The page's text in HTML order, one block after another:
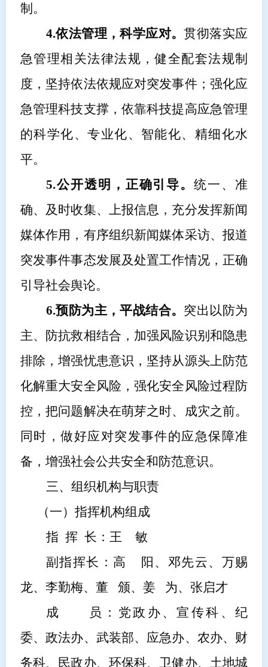
制。
4.依法管理，科学应对。贯彻落实应
急管理相关法律法规，健全配套法规制
度，坚持依法依规应对突发事件；强化应
急管理科技支撑，依靠科技提高应急管理
的科学化、专业化、智能化、精细化水
平。
5.公开透明，正确引导。统一、准
确、及时收集、上报信息，充分发挥新闻
媒体作用，有序组织新闻媒体采访、报道
突发事件事态发展及处置工作情况，正确
引导社会舆论。
6.预防为主，平战结合。 突出以防为
主、防抗救相结合，加强风险识别和隐患
排除，增强忧患意识，坚持从源头上防范
化解重大安全风险，强化安全风险过程防
控，把问题解决在萌芽之时、成灾之前。
同时，做好应对突发事件的应急保障准
备，增强社会公共安全和防范意识。
三、组织机构与职责
（一） 指挥机构组成
指 挥 长： 王
敏
副指挥长： 高
阳、邓先云、万赐
龙、李勤梅、董
颁、姜
为、张启才
成
员： 党政办、宣传科、纪
委、政法办、武装部、应急办、农办、财
务科、民政办、环保科、卫健办、土地城